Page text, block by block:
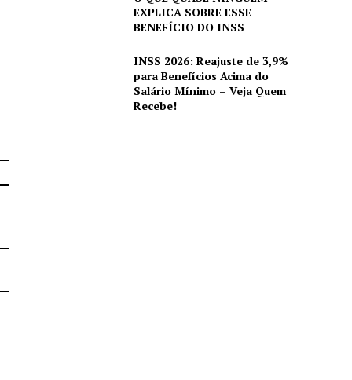
EXPLICA SOBRE ESSE
BENEFÍCIO DO INSS
INSS 2026: Reajuste de 3,9%
para Benefícios Acima do
Salário Mínimo – Veja Quem
Recebe!